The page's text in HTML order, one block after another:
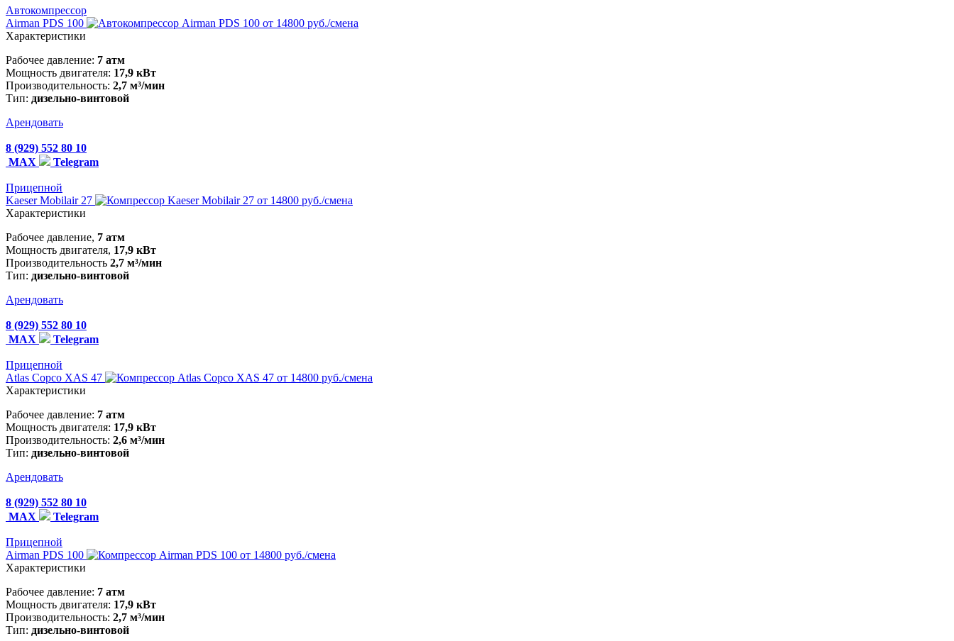
Автокомпрессор
Airman PDS 100
от 14800 руб./смена
Характеристики
Рабочее давление: 7 атм
Мощность двигателя: 17,9 кВт
Производительность: 2,7 м³/мин
Тип: дизельно-винтовой
Арендовать
8 (929) 552 80 10
MAX
Telegram
Прицепной
Kaeser Mobilair 27
от 14800 руб./смена
Характеристики
Рабочее давление, 7 атм
Мощность двигателя, 17,9 кВт
Производительность 2,7 м³/мин
Тип: дизельно-винтовой
Арендовать
8 (929) 552 80 10
MAX
Telegram
Прицепной
Atlas Copco XAS 47
от 14800 руб./смена
Характеристики
Рабочее давление: 7 атм
Мощность двигателя: 17,9 кВт
Производительность: 2,6 м³/мин
Тип: дизельно-винтовой
Арендовать
8 (929) 552 80 10
MAX
Telegram
Прицепной
Airman PDS 100
от 14800 руб./смена
Характеристики
Рабочее давление: 7 атм
Мощность двигателя: 17,9 кВт
Производительность: 2,7 м³/мин
Тип: дизельно-винтовой